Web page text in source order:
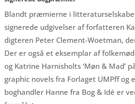
Blandt præmierne i
signerede udgivelser af forfatteren
digteren Peter Clement-Woetman,
Der er også et eksemplar af
og Katrine Harnisholts ‘Møn & Mad’
graphic novels fra Forlaget UMPff og
boghandler Hanne fra Bog & Idé er